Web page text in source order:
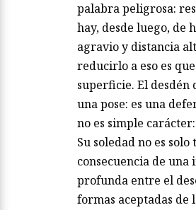
palabra peligrosa:
hay, desde luego, de
agravio y distancia
reducirlo a eso es
superficie. El desdén
una pose: es una
no es simple
Su soledad no es
consecuencia de
profunda entre el
formas aceptadas de